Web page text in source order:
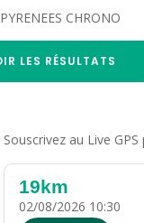
CHRONO
LES RÉSULTATS
Souscrivez au Live
19km
02/08/2026 10:30